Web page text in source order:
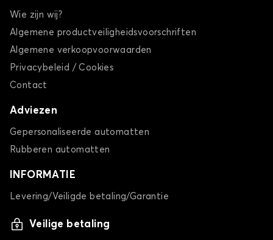
Wie zijn wij?
Algemene productveiligheidsvoorschriften
Algemene verkoopvoorwaarden
Privacybeleid / Cookies
Contact
Adviezen
Gepersonaliseerde automatten
Rubberen automatten
INFORMATIE
Levering/Veiligde betaling/Garantie
Veilige betaling